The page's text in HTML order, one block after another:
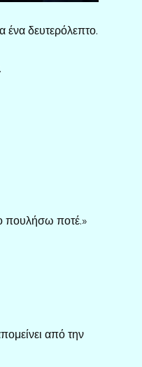
ένα δευτερόλεπτο.
πουλήσω ποτέ.»
από την